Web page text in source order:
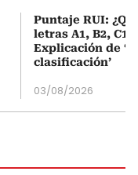
Puntaje RUI:
letras A1, B2, C1
Explicación de
clasificación’
03/08/2026